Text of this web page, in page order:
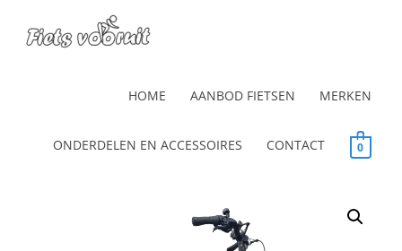
HOME AANBOD FIETSEN MERKEN
ONDERDELEN EN ACCESSOIRES CONTACT 0